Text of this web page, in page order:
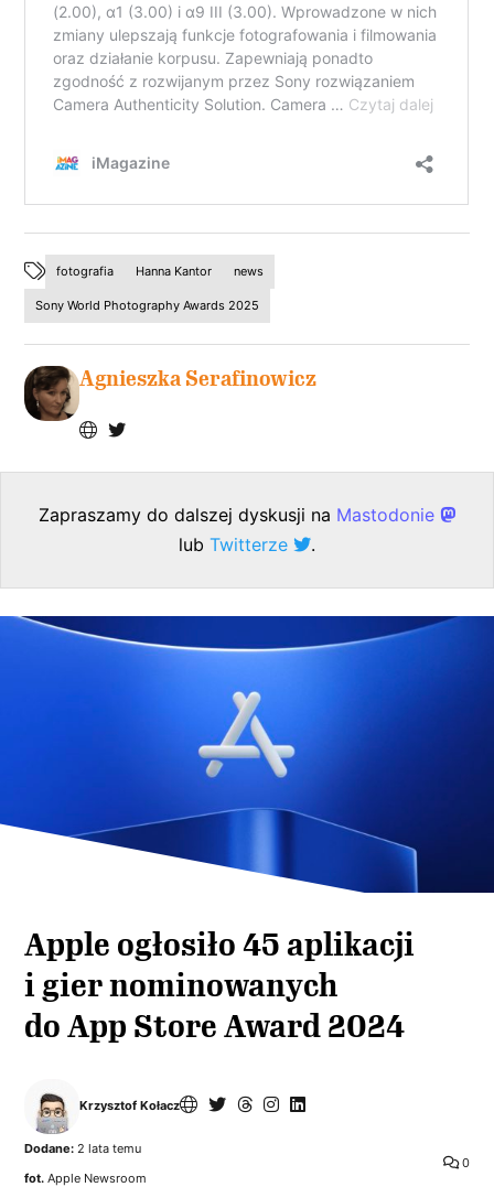
fotografia Hanna Kantor news
Sony World Photography Awards 2025
Agnieszka Serafinowicz
Zapraszamy do dalszej dyskusji na Mastodonie
lub Twitterze .
Apple ogłosiło 45 aplikacji
i gier nominowanych
do App Store Award 2024
Krzysztof Kołacz
0
Dodane: 2 lata temu
fot. Apple Newsroom